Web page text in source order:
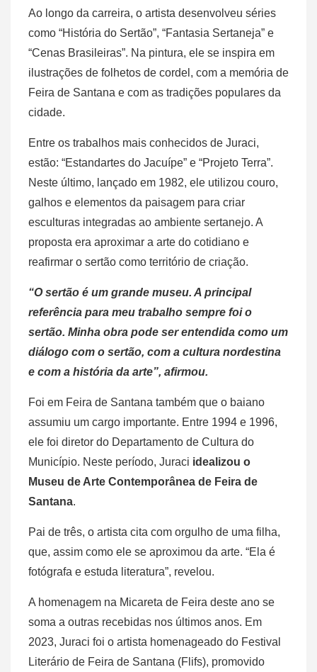
Ao longo da carreira, o artista desenvolveu séries
como “História do Sertão”, “Fantasia Sertaneja” e
“Cenas Brasileiras”. Na pintura, ele se inspira em
ilustrações de folhetos de cordel, com a memória de
Feira de Santana e com as tradições populares da
cidade.
Entre os trabalhos mais conhecidos de Juraci,
estão: “Estandartes do Jacuípe” e “Projeto Terra”.
Neste último, lançado em 1982, ele utilizou couro,
galhos e elementos da paisagem para criar
esculturas integradas ao ambiente sertanejo. A
proposta era aproximar a arte do cotidiano e
reafirmar o sertão como território de criação.
“O sertão é um grande museu. A principal
referência para meu trabalho sempre foi o
sertão. Minha obra pode ser entendida como um
diálogo com o sertão, com a cultura nordestina
e com a história da arte”, afirmou.
Foi em Feira de Santana também que o baiano
assumiu um cargo importante. Entre 1994 e 1996,
ele foi diretor do Departamento de Cultura do
Município. Neste período, Juraci idealizou o
Museu de Arte Contemporânea de Feira de
Santana.
Pai de três, o artista cita com orgulho de uma filha,
que, assim como ele se aproximou da arte. “Ela é
fotógrafa e estuda literatura”, revelou.
A homenagem na Micareta de Feira deste ano se
soma a outras recebidas nos últimos anos. Em
2023, Juraci foi o artista homenageado do Festival
Literário de Feira de Santana (Flifs), promovido